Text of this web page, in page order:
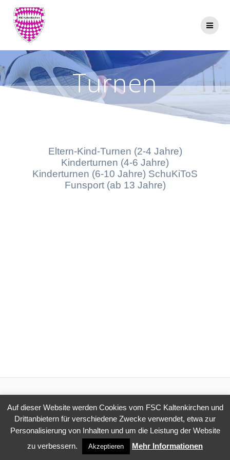
Turnen
Eltern-Kind-Turnen (2-4 Jahre)
Kinderturnen (4-6 Jahre)
Kinderturnen (6-10 Jahre) SchuKiToS
Funsport (ab 13 Jahre)
© 2026 FSC Kaltenkirchen e.V.. Erstellt mit WordPress und dem
Highlight Theme
Auf dieser Website werden Cookies vom FSC Kaltenkirchen und
Drittanbietern für verschiedene Zwecke verwendet, etwa zur
Personalisierung von Inhalten und um die Leistung der Website
zu verbessern.
Akzeptieren Mehr Informationen